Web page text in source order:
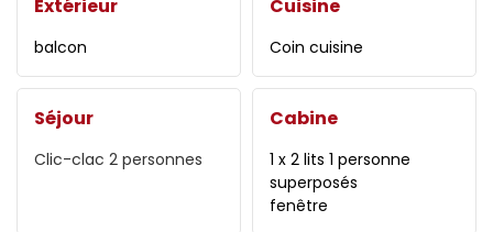
Extérieur
balcon
Cuisine
Coin cuisine
Séjour
Clic-clac 2 personnes
Cabine
1 x 2 lits 1 personne
superposés
fenêtre